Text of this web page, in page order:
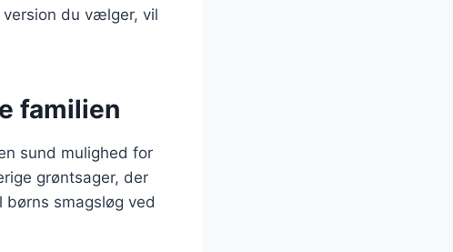
du vælger, vil
familien
sund mulighed for
grøntsager, der
smagsløg ved